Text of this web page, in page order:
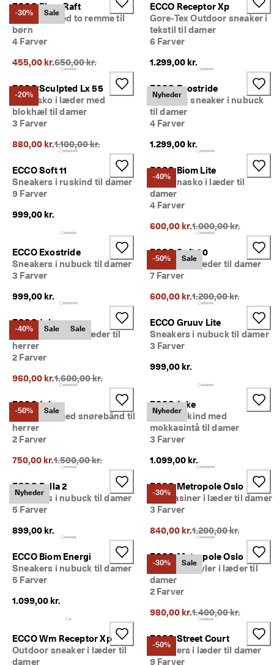
-30% Sale
ECCO Biom Raft
Sandaler med to remme til
børn
4 Farver
455,00 kr.Oprindelig pris {{price}}:
650,00 kr.
ECCO Receptor Xp
Gore-Tex Outdoor sneaker i
tekstil til damer
6 Farver
1.299,00 kr.
-20%
ECCO Sculpted Lx 55
Damesko i læder med
blokhæl til damer
3 Farver
880,00 kr.Oprindelig pris {{price}}:
1.100,00 kr.
Nyheder
ECCO Exostride
Gore-Tex sneaker i nubuck
til damer
4 Farver
1.299,00 kr.
ECCO Soft 11
Sneakers i ruskind til damer
9 Farver
999,00 kr.
-40%
ECCO Biom Lite
Ballerinasko i læder til
damer
4 Farver
600,00 kr.Oprindelig pris
1.000,00 kr.
ECCO Exostride
Sneakers i nubuck til damer
3 Farver
999,00 kr.
-50% Sale
ECCO Soft 60
Sneakers i læder til damer
7 Farver
600,00 kr.Oprindelig pris
1.200,00 kr.
-40% Sale Sale
ECCO Joke
Chelsea støvler i læder til
herrer
2 Farver
960,00 kr.Oprindelig pris {{price}}:
1.600,00 kr.
ECCO Gruuv Lite
Sneakers i nubuck til damer
3 Farver
999,00 kr.
-50% Sale
ECCO Joke
Lædersko med snørebånd til
herrer
2 Farver
750,00 kr.Oprindelig pris {{price}}:
1.500,00 kr.
Nyheder
ECCO Joke
Sko i ruskind med
mokkasintå til damer
3 Farver
1.099,00 kr.
Nyheder
ECCO Bella 2
Sneakers i nubuck til damer
5 Farver
899,00 kr.
-30%
ECCO Metropole Oslo
Mokkasiner i læder til damer
3 Farver
840,00 kr.Oprindelig pris
1.200,00 kr.
ECCO Biom Energi
Sneakers i nubuck til damer
5 Farver
1.099,00 kr.
-30% Sale
ECCO Metropole Oslo
Chelsea støvler i læder til
damer
2 Farver
980,00 kr.Oprindelig pris
1.400,00 kr.
ECCO Wm Receptor Xp
Outdoor sneaker i læder til
damer
-50%
ECCO Street Court
Sneakers i læder til damer
9 Farver